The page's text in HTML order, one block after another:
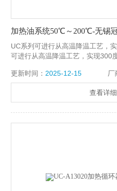
加热油系统50℃～200℃-无锡
UC系列可进行从高温降温工艺，
可进行从高温降温工艺，实现300
更新时间： 2025-12-15 厂
查看详